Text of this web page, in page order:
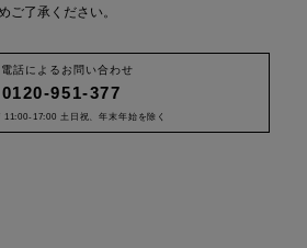
ご了承ください。
電話によるお問い合わせ
0120-951-377
11:00-17:00 土日祝、年末年始を除く